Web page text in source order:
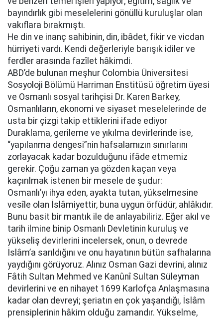
bayındırlık gibi meselelerini gönüllü kuruluşlar olan
vakıflara bırakmıştı.
He din ve inanç sahibinin, din, ibâdet, fikir ve vicdan
hürriyeti vardı. Kendi değerleriyle barışık idiler ve
ferdler arasında fazîlet hâkimdi.
ABD’de bulunan meşhur Colombia Üniversitesi
Sosyoloji Bölümü Harriman Enstitüsü öğretim üyesi
ve Osmanlı sosyal tarihçisi Dr. Karen Barkey,
Osmanlıların, ekonomi ve siyaset meselelerinde de
usta bir çizgi takip ettiklerini ifade ediyor
Duraklama, gerileme ve yıkılma devirlerinde ise,
“yapılanma dengesi”nin hafsalamızın sınırlarını
zorlayacak kadar bozulduğunu ifâde etmemiz
gerekir. Çoğu zaman ya gözden kaçan veya
kaçırılmak istenen bir mesele de şudur:
Osmanlı’yı ihya eden, ayakta tutan, yükselmesine
vesîle olan İslâmiyettir, buna uygun örfüdür, ahlâkıdır.
Bunu basit bir mantık ile de anlayabiliriz. Eğer akıl ve
tarih ilmine binip Osmanlı Devletinin kuruluş ve
yükseliş devirlerini incelersek, onun, o devrede
İslâm’a sarıldığını ve onu hayatının bütün safhalarına
yaydığını görüyoruz. Alınız Osman Gazi devrini, alınız
Fâtih Sultan Mehmed ve Kanûnî Sultan Süleyman
devirlerini ve en nihayet 1699 Karlofça Anlaşmasına
kadar olan devreyi; şeriatın en çok yaşandığı, İslâm
prensiplerinin hâkim olduğu zamandır. Yükselme,